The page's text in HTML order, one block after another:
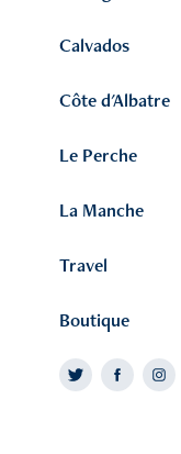
Calvados
Côte d'Albatre
Le Perche
La Manche
Travel
Boutique